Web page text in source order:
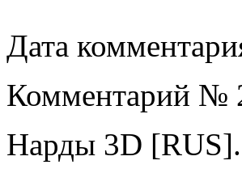
Дата
Комментарий №
Нарды 3D [RUS].